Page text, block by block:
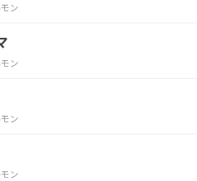
ン
ン
ン
ン